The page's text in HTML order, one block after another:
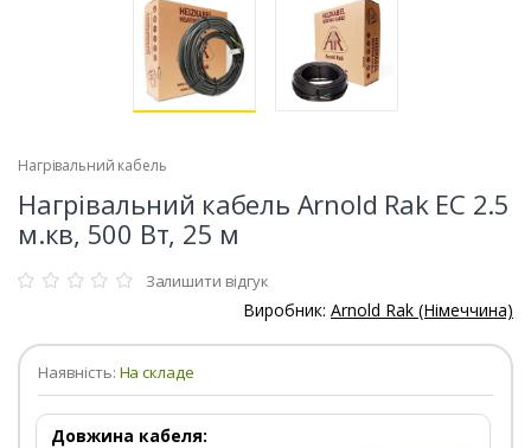
Нагрівальний кабель
Нагрівальний кабель Arnold Rak EC 2.5
м.кв, 500 Вт, 25 м
Залишити відгук
Виробник: Arnold Rak (Німеччина)
Наявність: На складе
Довжина кабеля: